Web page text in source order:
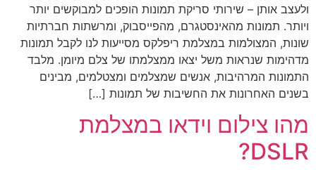
ולעצב אותן – שירותי סריקת תמונות הופכים למבוקשים יותר
ויותר. תמונות מהאינסטגרם, מהפייסבוק, ומרשתות חברתיות
שונות, המצולמות במצלמת ריפלקס מסייעות לנו לקבל תמונות
מדהימות שנראות משל יצאו ממצלמתו של צלם מיומן. מלבד
התמונות המרהיבות, אנשים שמצלמים ומצטלמים, מבינים
בשנים האחרונות את החשיבות של תמונות […]
מהו צילום וידאו במצלמת
DSLR?